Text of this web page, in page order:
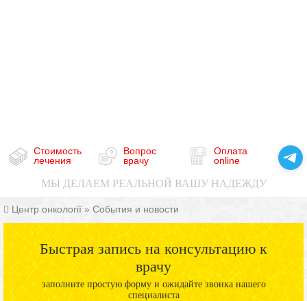
Стоимость
лечения
Вопрос
врачу
Оплата
online
МЫ ДЕЛАЕМ РЕАЛЬНОЙ ВАШУ НАДЕЖДУ
Центр онкології » События и новости
Быстрая запись на консультацию к
врачу
заполните простую форму и ожидайте звонка нашего
специалиста